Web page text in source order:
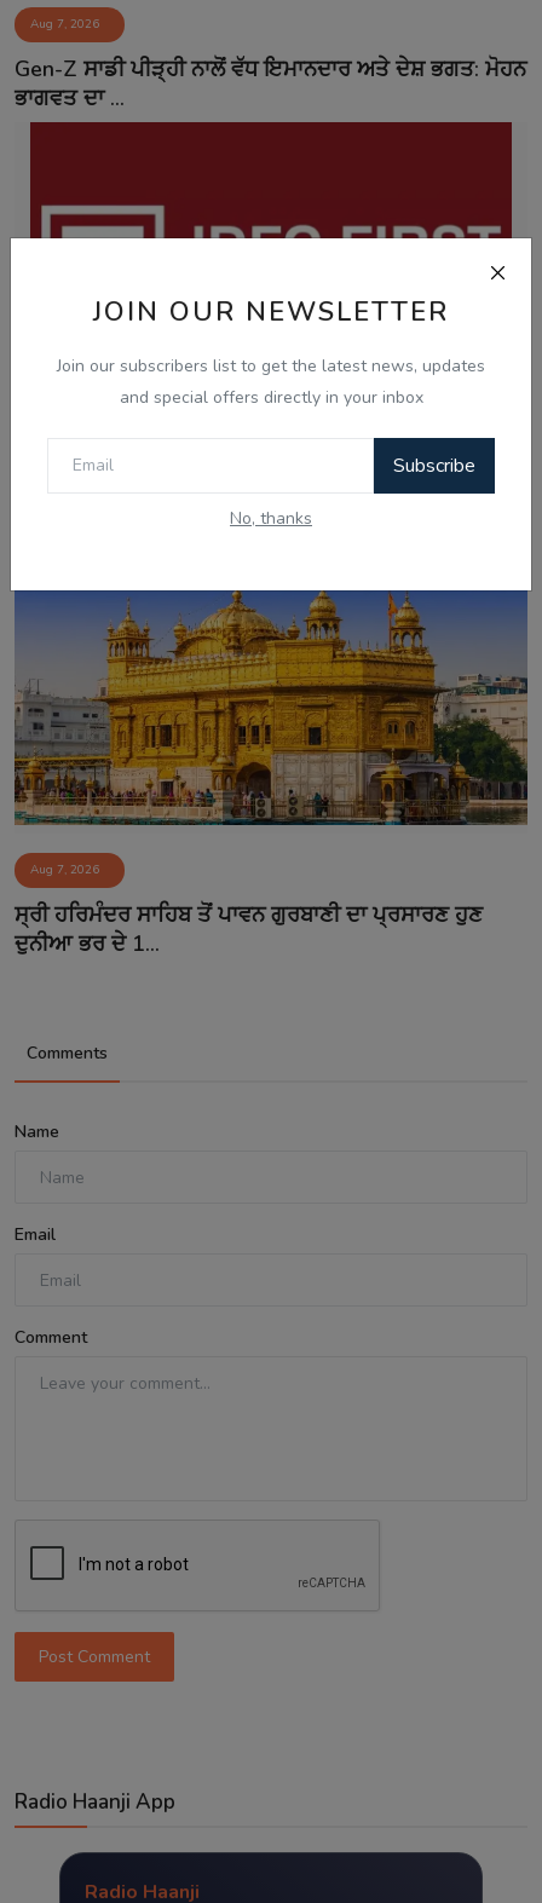
JOIN OUR NEWSLETTER
Join our subscribers list to get the latest news, updates
and special offers directly in your inbox
Subscribe
No, thanks
Aug 7, 2026
Gen-Z ਸਾਡੀ ਪੀੜ੍ਹੀ ਨਾਲੋਂ ਵੱਧ ਇਮਾਨਦਾਰ ਅਤੇ ਦੇਸ਼ ਭਗਤ: ਮੋਹਨ
ਭਾਗਵਤ ਦਾ ...
ਚੰਡੀਗੜ੍ਹ ਸਮਾਰਟ ਸਿਟੀ ਘੁਟਾਲਾ: ਦੋਸ਼ੀ ਨਲਿਨੀ ਮਲਿਕ ਨੇ
Aug 7, 2026
ਸ੍ਰੀ ਹਰਿਮੰਦਰ ਸਾਹਿਬ ਤੋਂ ਪਾਵਨ ਗੁਰਬਾਣੀ ਦਾ ਪ੍ਰਸਾਰਣ ਹੁਣ
ਦੁਨੀਆ ਭਰ ਦੇ 1...
Comments
Name
Email
Comment
Post Comment
Radio Haanji App
Radio Haanji